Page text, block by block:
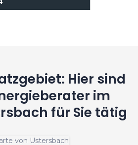
Hier sind
im
für Sie tätig